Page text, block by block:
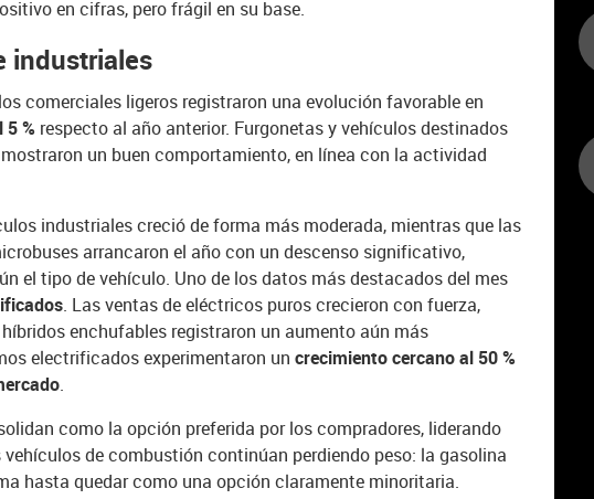
en cifras, pero frágil en su base.
industriales
comerciales ligeros registraron una evolución favorable en
5 % respecto al año anterior. Furgonetas y vehículos destinados
un buen comportamiento, en línea con la actividad
industriales creció de forma más moderada, mientras que las
arrancaron el año con un descenso significativo,
el tipo de vehículo. Uno de los datos más destacados del mes
. Las ventas de eléctricos puros crecieron con fuerza,
enchufables registraron un aumento aún más
electrificados experimentaron uncrecimiento cercano al 50 %
.
como la opción preferida por los compradores, liderando
de combustión continúan perdiendo peso: la gasolina
hasta quedar como una opción claramente minoritaria.